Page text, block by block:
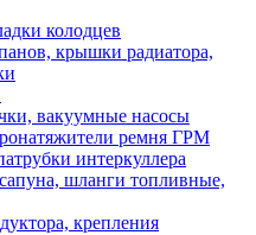
колодцев
крышки радиатора,
вакуумные насосы
ремня ГРМ
интеркуллера
шланги топливные,
крепления